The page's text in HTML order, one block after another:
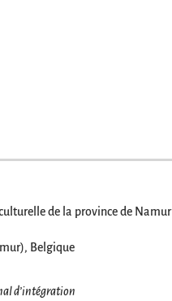
de la province de Namur
Belgique
d’intégration